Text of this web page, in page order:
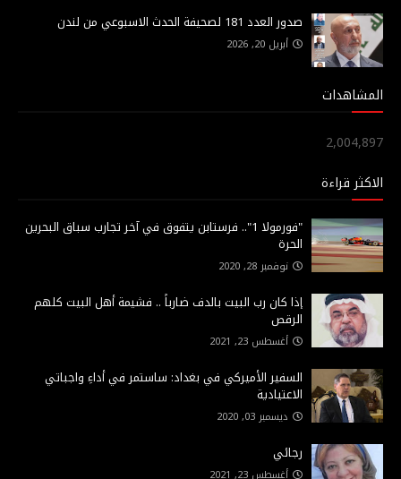
صدور العدد 181 لصحيفة الحدث الاسبوعي من لندن
أبريل 20, 2026
المشاهدات
2,004,897
الاكثر قراءة
"فورمولا 1".. فرستابن يتفوق في آخر تجارب سباق البحرين
الحرة
نوفمبر 28, 2020
إذا كان رب البيت بالدف ضارباً .. فشيمة أهل البيت كلهم
الرقص
أغسطس 23, 2021
السفير الأميركي في بغداد: ساستمر في أداءِ واجباتي
الاعتيادية
ديسمبر 03, 2020
رجائي
أغسطس 23, 2021